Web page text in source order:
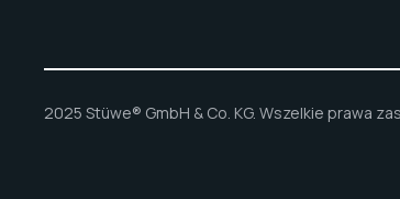
2025 Stüwe® GmbH & Co. KG. Wszelkie prawa